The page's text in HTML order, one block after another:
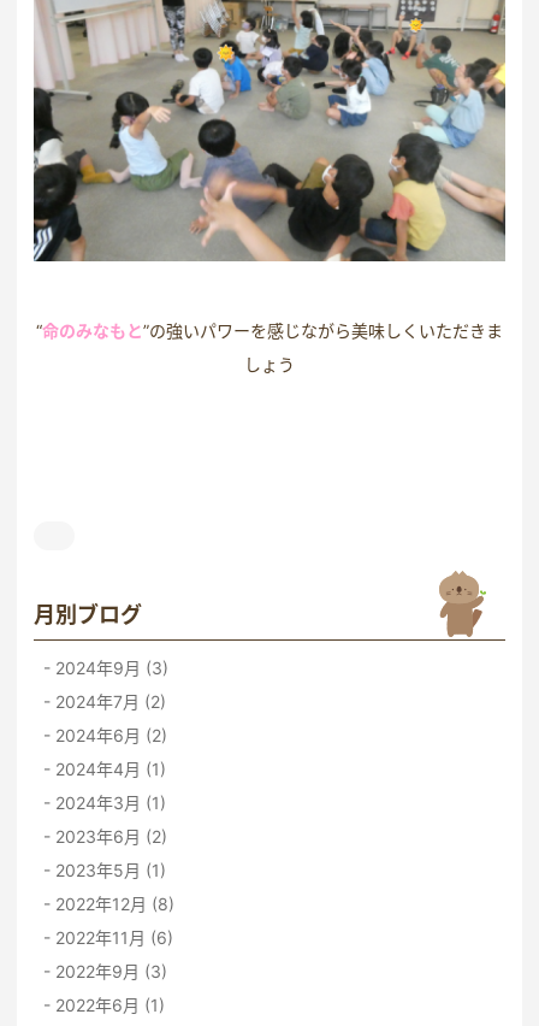
“命のみなもと”の強いパワーを感じながら美味しくいただきま
しょう
月別ブログ
2024年9月 (3)
2024年7月 (2)
2024年6月 (2)
2024年4月 (1)
2024年3月 (1)
2023年6月 (2)
2023年5月 (1)
2022年12月 (8)
2022年11月 (6)
2022年9月 (3)
2022年6月 (1)